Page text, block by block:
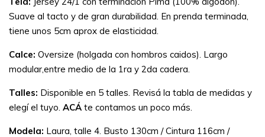
Suave al tacto y de gran durabilidad. En prenda terminada,
tiene unos 5cm aprox de elasticidad.
Calce: Oversize (holgada con hombros caidos). Largo
modular,entre medio de la 1ra y 2da cadera.
Talles: Disponible en 5 talles. Revisá la tabla de medidas y
elegí el tuyo. ACÁ te contamos un poco más.
Modela: Laura, talle 4. Busto 130cm / Cintura 116cm /